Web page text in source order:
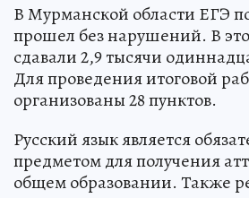
В Мурманской области ЕГЭ
прошел без нарушений. В
сдавали 2,9 тысячи
Для проведения итоговой
организованы 28 пунктов.
Русский язык является
предметом для получения
общем образовании. Также